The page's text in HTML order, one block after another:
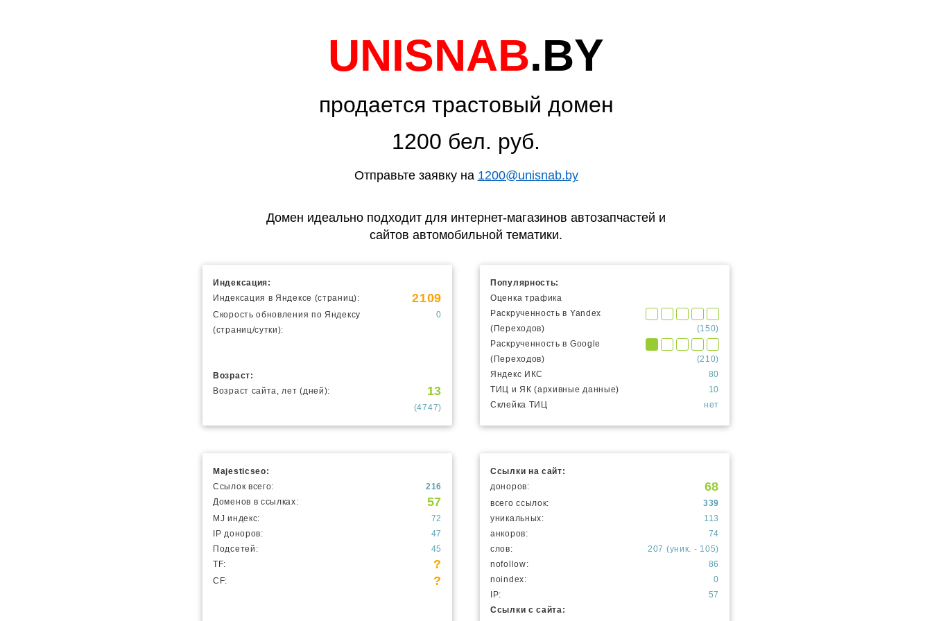
UNISNAB.BY
продается трастовый домен
1200 бел. руб.
Отправьте заявку на 1200@unisnab.by
Домен идеально подходит для интернет-магазинов автозапчастей и
сайтов автомобильной тематики.
Индексация:
Индексация в Яндексе (страниц):
2109
Скорость обновления по Яндексу
(страниц/сутки):
0
Возраст:
Возраст сайта, лет (дней):
13
(4747)
Популярность:
Оценка трафика
Раскрученность в Yandex
(Переходов)
(150)
Раскрученность в Google
(Переходов)
(210)
Яндекс ИКС
80
ТИЦ и ЯК (архивные данные)
10
Склейка ТИЦ
нет
Majesticseo:
Ссылок всего:
216
Доменов в ссылках:
57
MJ индекс:
72
IP доноров:
47
Подсетей:
45
TF:
?
CF: ?
Ссылки на сайт:
доноров:
68
всего ссылок:
339
уникальных:
113
анкоров:
74
слов:
207 (уник. - 105)
nofollow:
86
noindex:
0
IP:
57
Ссылки с сайта: